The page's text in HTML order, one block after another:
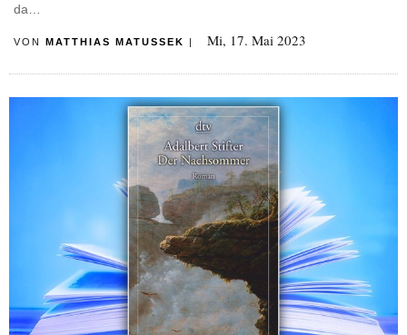
da…
VON MATTHIAS MATUSSEK | Mi, 17. Mai 2023